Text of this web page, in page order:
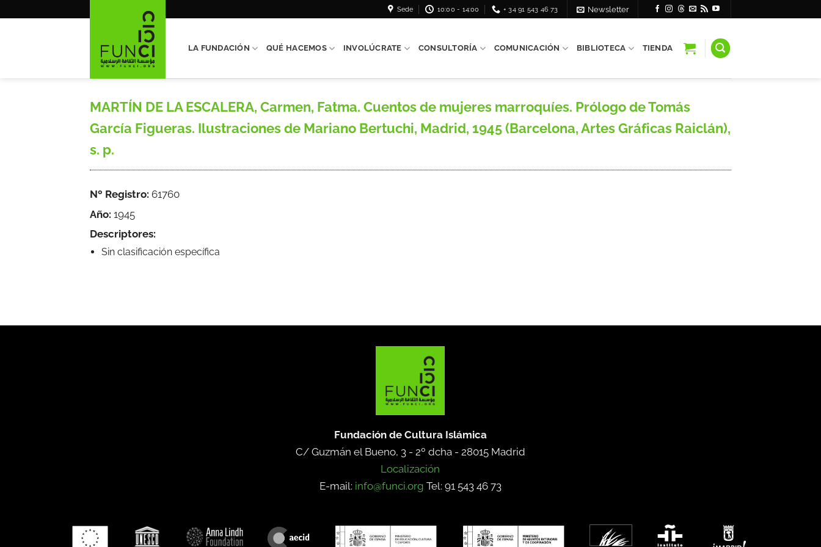
Sede 10:00 - 14:00 + 34 91 543 46 73 Newsletter
LA FUNDACIÓN QUÉ HACEMOS INVOLÚCRATE CONSULTORÍA COMUNICACIÓN BIBLIOTECA TIENDA
MARTÍN DE LA ESCALERA, Carmen, Fatma. Cuentos de mujeres marroquíes. Prólogo de Tomás
García Figueras. Ilustraciones de Mariano Bertuchi, Madrid, 1945 (Barcelona, Artes Gráficas Raiclán),
s. p.
Nº Registro: 61760
Año: 1945
Descriptores:
Sin clasificación específica
Fundación de Cultura Islámica
C/ Guzmán el Bueno, 3 - 2º dcha - 28015 Madrid
Localización
E-mail: info@funci.org Tel: 91 543 46 73